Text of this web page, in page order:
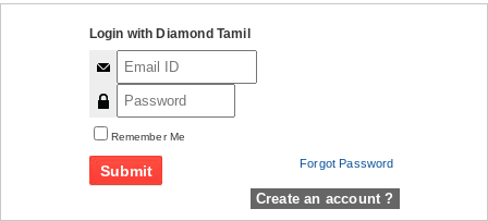
Login with Diamond Tamil
Remember Me
Forgot Password
Create an account ?